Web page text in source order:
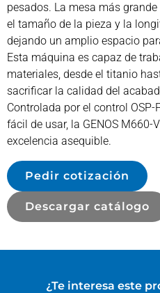
pesados. La mesa más
el tamaño de la pieza y la
dejando un amplio espacio
Esta máquina es capaz de
materiales, desde el titanio
sacrificar la calidad del
Controlada por el control
fácil de usar, la GENOS M660-
excelencia asequible.
Pedir cotización
Descargar catálogo
¿Te interesa este